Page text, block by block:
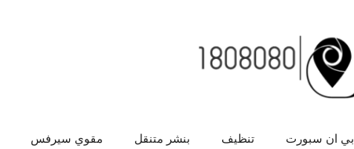
بي ان سبورت تنظيف بنشر متنقل مقوي سيرفس